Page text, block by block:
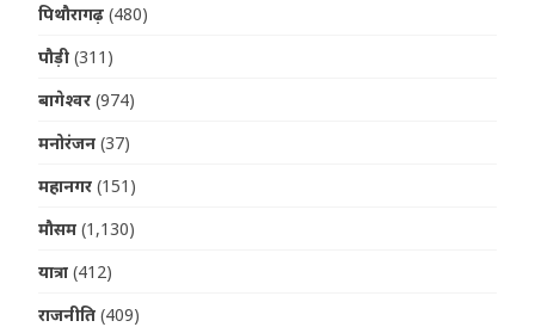
पिथौरागढ़ (480)
पौड़ी (311)
बागेश्वर (974)
मनोरंजन (37)
महानगर (151)
मौसम (1,130)
यात्रा (412)
राजनीति (409)